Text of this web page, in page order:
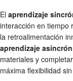
El aprendizaje
interacción en tiempo
la retroalimentación
aprendizaje
materiales y
máxima flexibilidad